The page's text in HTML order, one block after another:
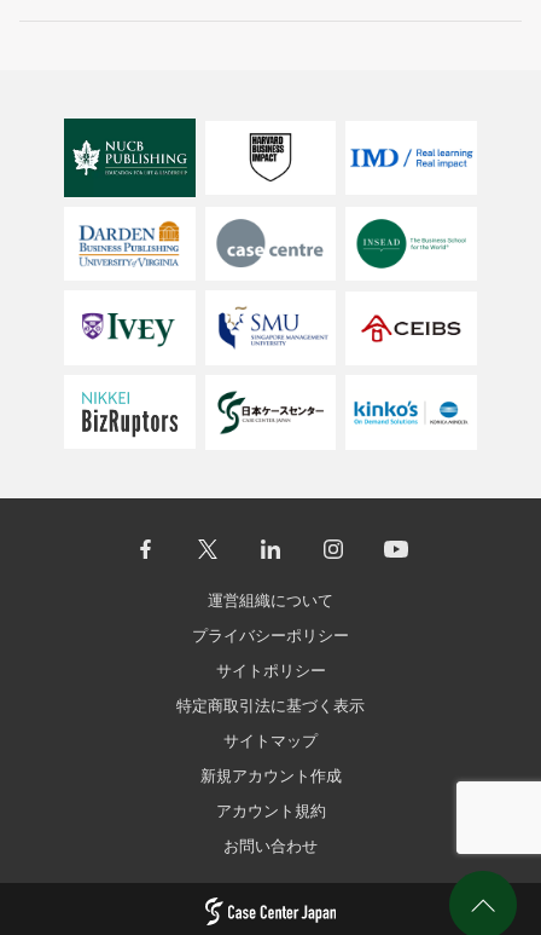
運営組織について
プライバシーポリシー
サイトポリシー
特定商取引法に基づく表示
サイトマップ
新規アカウント作成
アカウント規約
お問い合わせ